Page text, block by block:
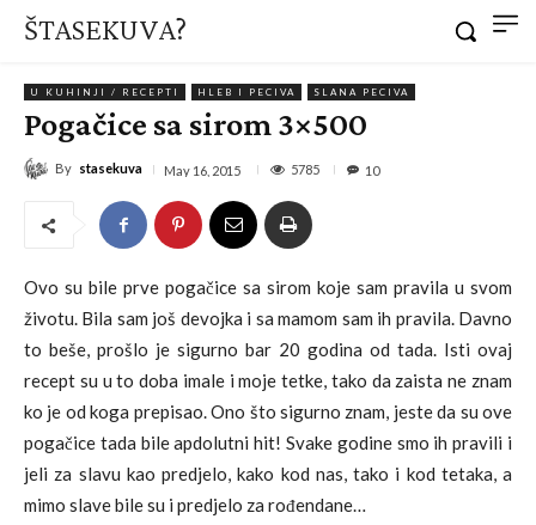
ŠTASEKUVA?
U KUHINJI / RECEPTI HLEB I PECIVA SLANA PECIVA
Pogačice sa sirom 3×500
By stasekuva May 16, 2015 5785 10
Ovo su bile prve pogačice sa sirom koje sam pravila u svom
životu. Bila sam još devojka i sa mamom sam ih pravila. Davno
to beše, prošlo je sigurno bar 20 godina od tada. Isti ovaj
recept su u to doba imale i moje tetke, tako da zaista ne znam
ko je od koga prepisao. Ono što sigurno znam, jeste da su ove
pogačice tada bile apdolutni hit! Svake godine smo ih pravili i
jeli za slavu kao predjelo, kako kod nas, tako i kod tetaka, a
mimo slave bile su i predjelo za rođendane…